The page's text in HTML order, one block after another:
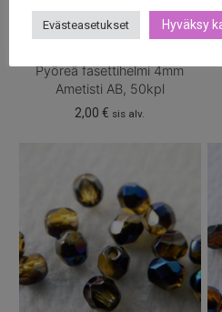
Pyöreä fasettihelmi 4mm
Ametisti AB, 50kpl
2,00€ sis alv.
Evästeasetukset Hyväksy